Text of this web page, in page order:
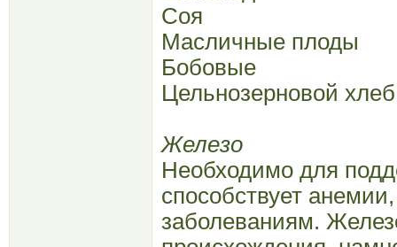
Соя
Масличные плоды
Бобовые
Цельнозерновой хлеб
Железо
Необходимо для
способствует
заболеваниям.